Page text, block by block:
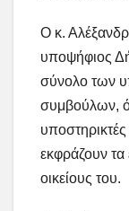
Ο κ.
υποψήφιος
σύνολο των
συμβούλων,
εκφράζουν τα
οικείους του.